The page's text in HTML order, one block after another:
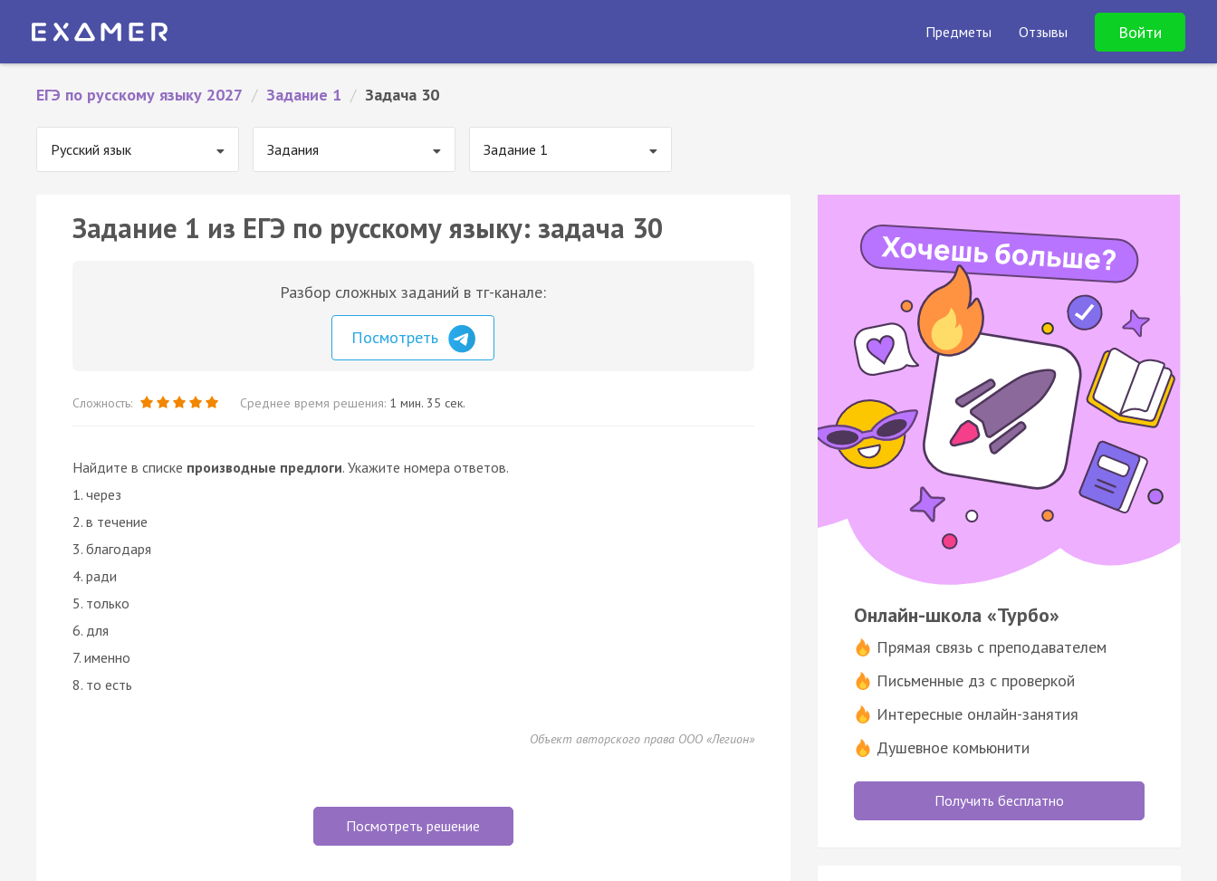
Предметы Отзывы Войти
ЕГЭ по русскому языку 2027 / Задание 1 / Задача 30
Русский язык Задания Задание 1
Задание 1 из ЕГЭ по русскому языку: задача 30
Разбор сложных заданий в тг-канале:
Посмотреть
Сложность: Среднее время решения: 1 мин. 35 сек.
Найдите в списке производные предлоги. Укажите номера ответов.
1. через
2. в течение
3. благодаря
4. ради
5. только
6. для
7. именно
8. то есть
Объект авторского права ООО «Легион»
Посмотреть решение
Онлайн-школа «Турбо»
Прямая связь с преподавателем
Письменные дз с проверкой
Интересные онлайн-занятия
Душевное комьюнити
Получить бесплатно